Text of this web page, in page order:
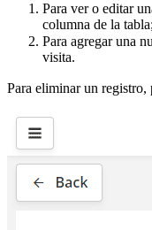
Para ver o editar
columna de la
Para agregar una
visita.
Para eliminar un registro,